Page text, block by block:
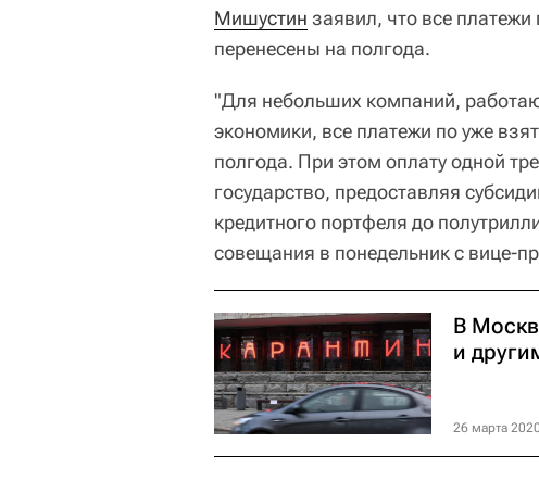
Мишустин заявил, что все
перенесены на полгода.
"Для небольших компаний,
экономики, все платежи по уже
полгода. При этом оплату одной
государство, предоставляя
кредитного портфеля до
совещания в понедельник с вице-
В
и
26 марта